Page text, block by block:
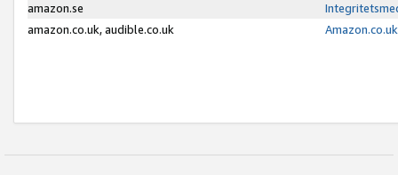
amazon.se
amazon.co.uk, audible.co.uk